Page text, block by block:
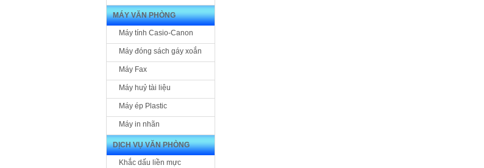
MÁY VĂN PHÒNG
Máy tính Casio-Canon
Máy đóng sách gáy xoắn
Máy Fax
Máy huỷ tài liệu
Máy ép Plastic
Máy in nhãn
DỊCH VỤ VĂN PHÒNG
Khắc dấu liền mực